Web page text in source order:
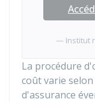
Institut
La procédure
coût varie
d'assurance